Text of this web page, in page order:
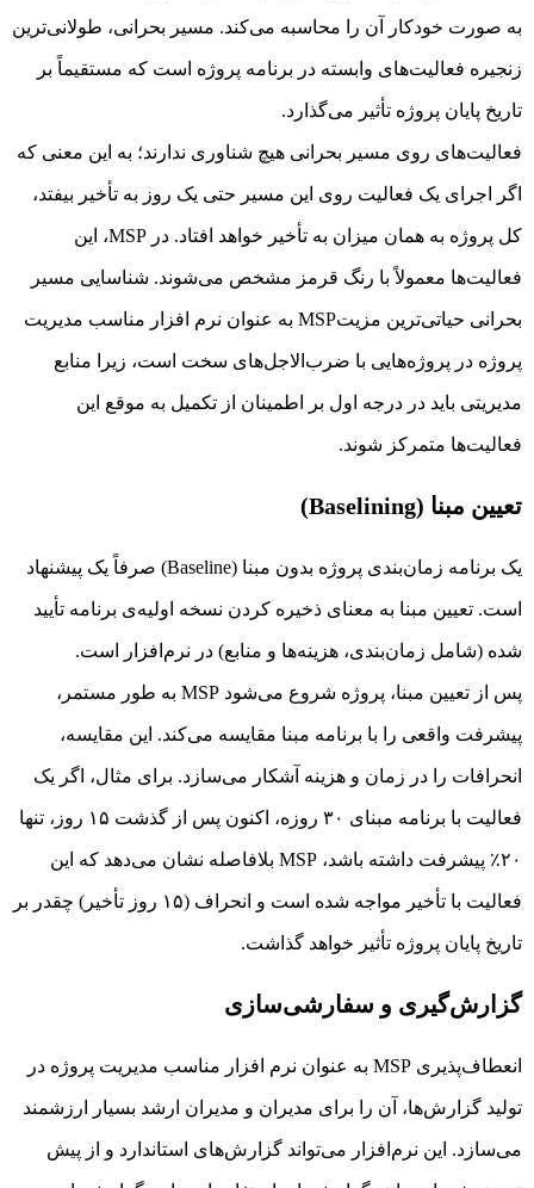
به صورت خودکار آن را محاسبه می‌کند. مسیر بحرانی، طولانی‌ترین
زنجیره فعالیت‌های وابسته در برنامه پروژه است که مستقیماً بر
تاریخ پایان پروژه تأثیر می‌گذارد.
فعالیت‌های روی مسیر بحرانی هیچ شناوری ندارند؛ به این معنی که
اگر اجرای یک فعالیت روی این مسیر حتی یک روز به تأخیر بیفتد،
کل پروژه به همان میزان به تأخیر خواهد افتاد. در MSP، این
فعالیت‌ها معمولاً با رنگ قرمز مشخص می‌شوند. شناسایی مسیر
بحرانی حیاتی‌ترین مزیتMSP به عنوان نرم افزار مناسب مدیریت
پروژه در پروژه‌هایی با ضرب‌الاجل‌های سخت است، زیرا منابع
مدیریتی باید در درجه اول بر اطمینان از تکمیل به موقع این
فعالیت‌ها متمرکز شوند.
تعیین مبنا (Baselining)
یک برنامه زمان‌بندی پروژه بدون مبنا (Baseline) صرفاً یک پیشنهاد
است. تعیین مبنا به معنای ذخیره کردن نسخه اولیه‌ی برنامه تأیید
شده (شامل زمان‌بندی، هزینه‌ها و منابع) در نرم‌افزار است.
پس از تعیین مبنا، پروژه شروع می‌شود MSP به طور مستمر،
پیشرفت واقعی را با برنامه مبنا مقایسه می‌کند. این مقایسه،
انحرافات را در زمان و هزینه آشکار می‌سازد. برای مثال، اگر یک
فعالیت با برنامه مبنای ۳۰ روزه، اکنون پس از گذشت ۱۵ روز، تنها
۲۰٪ پیشرفت داشته باشد، MSP بلافاصله نشان می‌دهد که این
فعالیت با تأخیر مواجه شده است و انحراف (۱۵ روز تأخیر) چقدر بر
تاریخ پایان پروژه تأثیر خواهد گذاشت.
گزارش‌گیری و سفارشی‌سازی
انعطاف‌پذیری MSP به عنوان نرم افزار مناسب مدیریت پروژه در
تولید گزارش‌ها، آن را برای مدیران و مدیران ارشد بسیار ارزشمند
می‌سازد. این نرم‌افزار می‌تواند گزارش‌های استاندارد و از پیش